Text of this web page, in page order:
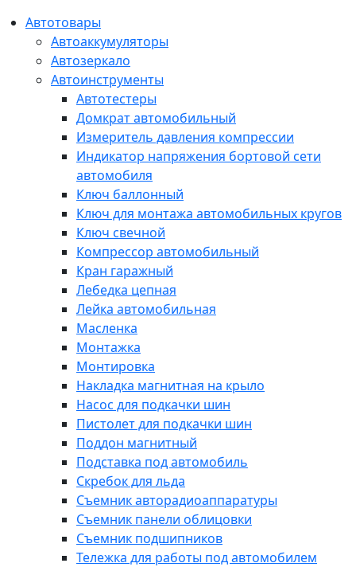
Автотовары
Автоаккумуляторы
Автозеркало
Автоинструменты
Автотестеры
Домкрат автомобильный
Измеритель давления компрессии
Индикатор напряжения бортовой сети
автомобиля
Ключ баллонный
Ключ для монтажа автомобильных кругов
Ключ свечной
Компрессор автомобильный
Кран гаражный
Лебедка цепная
Лейка автомобильная
Масленка
Монтажка
Монтировка
Накладка магнитная на крыло
Насос для подкачки шин
Пистолет для подкачки шин
Поддон магнитный
Подставка под автомобиль
Скребок для льда
Съемник авторадиоаппаратуры
Съемник панели облицовки
Съемник подшипников
Тележка для работы под автомобилем